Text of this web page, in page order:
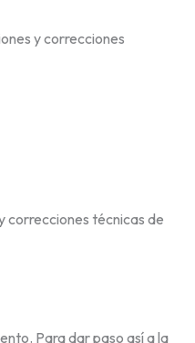
y correcciones
correcciones técnicas de
Para dar paso así a la